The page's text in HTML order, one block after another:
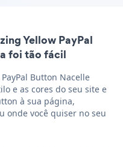
Yellow PayPal
foi tão fácil
Button Nacelle
e as cores do seu site e
à sua página,
onde você quiser no seu